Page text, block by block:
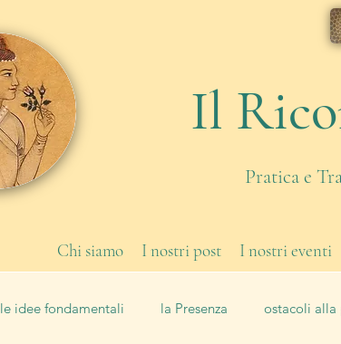
Il
Pratica e
Chi siamo I nostri post I nostri eventi
le idee fondamentali la Presenza ostacoli alla